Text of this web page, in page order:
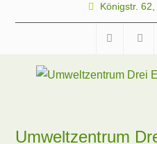
Königstr.
Umweltzentrum